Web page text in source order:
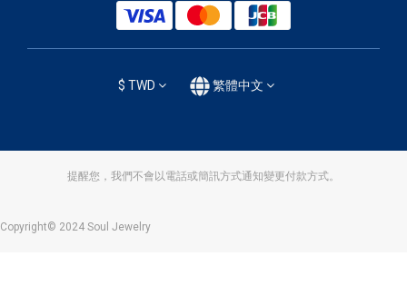
$ TWD 繁體中文
提醒您，我們不會以電話或簡訊方式通知變更付款方式。
Copyright© 2024 Soul Jewelry